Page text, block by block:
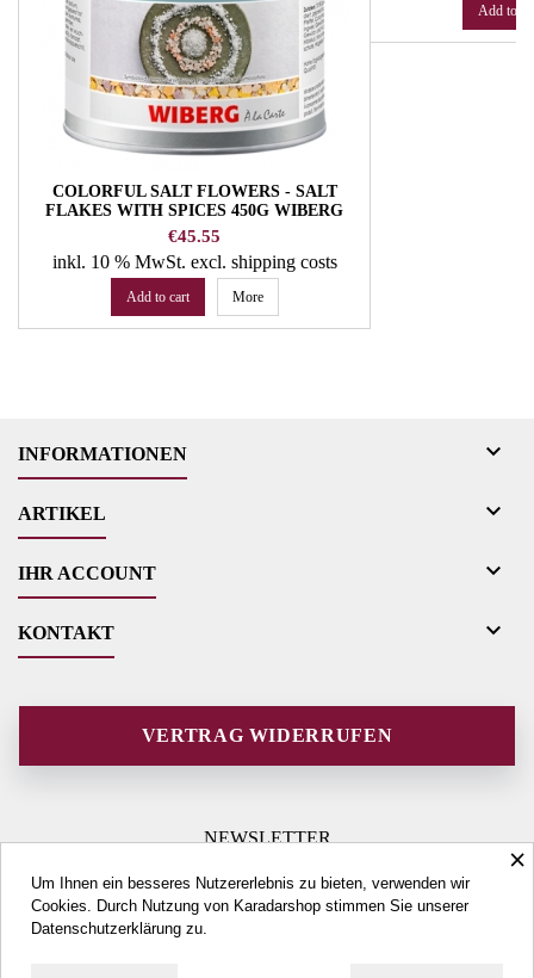
COLORFUL SALT FLOWERS - SALT
FLAKES WITH SPICES 450G WIBERG
Price
€45.55
inkl. 10 % MwSt. excl. shipping costs
Add to cart More
Add to
INFORMATIONEN 
ARTIKEL 
IHR ACCOUNT 
KONTAKT 
VERTRAG WIDERRUFEN
NEWSLETTER
×
Um Ihnen ein besseres Nutzererlebnis zu bieten, verwenden wir
Cookies. Durch Nutzung von Karadarshop stimmen Sie unserer
Datenschutzerklärung zu.